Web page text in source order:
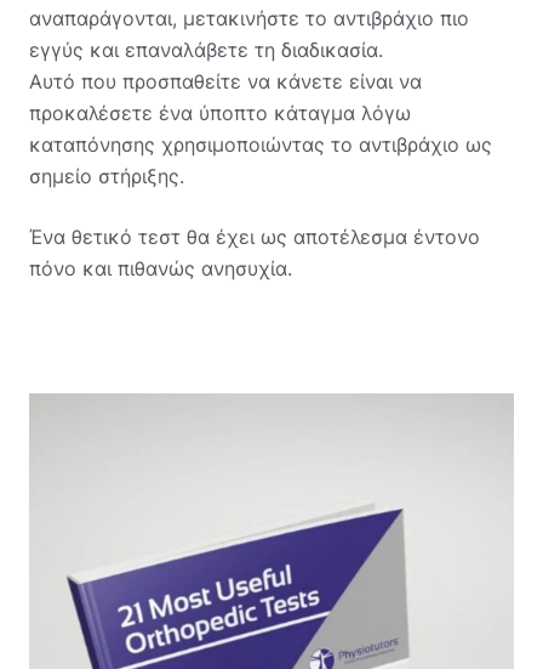
αναπαράγονται, μετακινήστε το αντιβράχιο πιο
εγγύς και επαναλάβετε τη διαδικασία.
Αυτό που προσπαθείτε να κάνετε είναι να
προκαλέσετε ένα ύποπτο κάταγμα λόγω
καταπόνησης χρησιμοποιώντας το αντιβράχιο ως
σημείο στήριξης.
Ένα θετικό τεστ θα έχει ως αποτέλεσμα έντονο
πόνο και πιθανώς ανησυχία.